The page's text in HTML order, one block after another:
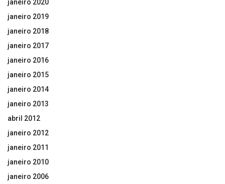
janeiro 2020
janeiro 2019
janeiro 2018
janeiro 2017
janeiro 2016
janeiro 2015
janeiro 2014
janeiro 2013
abril 2012
janeiro 2012
janeiro 2011
janeiro 2010
janeiro 2006